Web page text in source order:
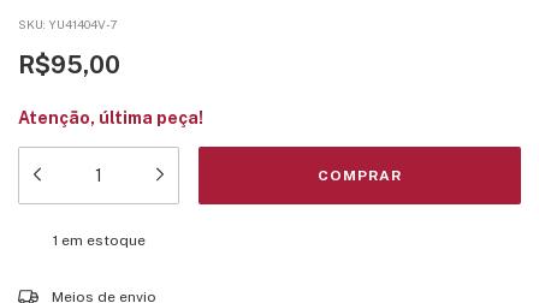
SKU: YU41404V-7
R$95,00
Atenção, última peça!
1 em estoque
Entregas para o CEP:
Meios de envio